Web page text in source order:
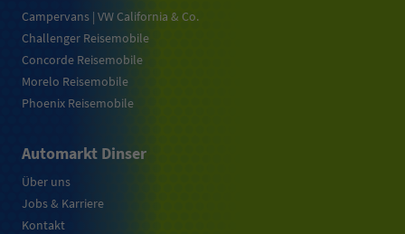
Campervans | VW California & Co.
Challenger Reisemobile
Concorde Reisemobile
Morelo Reisemobile
Phoenix Reisemobile
Automarkt Dinser
Über uns
Jobs & Karriere
Kontakt